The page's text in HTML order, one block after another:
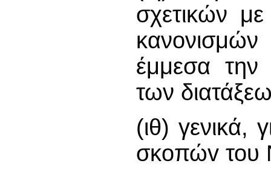
σχετικών
έμμεσα την
των
(ιθ) γενικά,
σκoπώv του